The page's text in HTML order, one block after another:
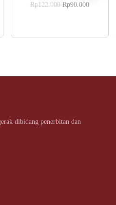
Rp122.000 Original
Rp90.000Current
dibidang penerbitan dan